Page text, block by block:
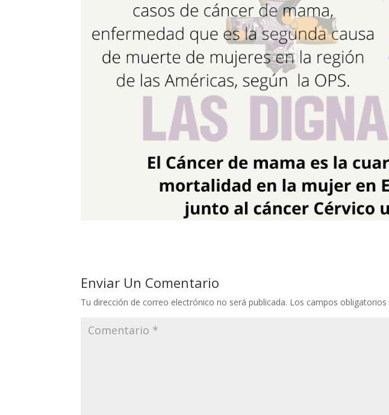
Enviar Un Comentario
Tu dirección de correo electrónico no será publicada. Los campos